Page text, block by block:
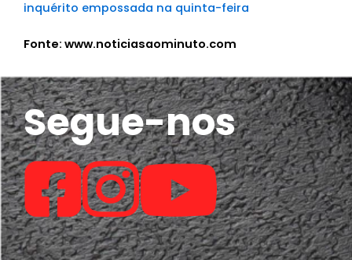
inquérito empossada na quinta-feira
Fonte: www.noticiasaominuto.com
Segue-nos